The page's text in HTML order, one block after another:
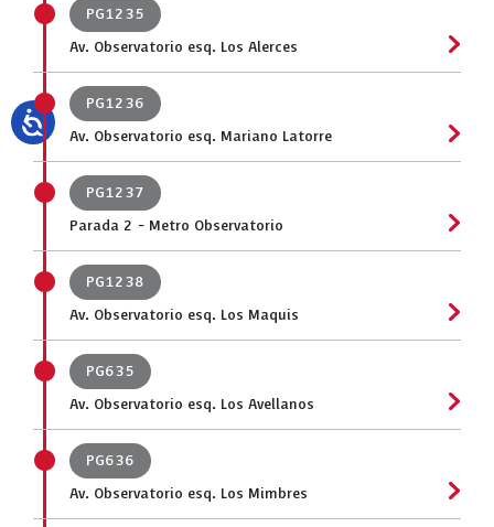
PG1235
Av. Observatorio esq. Los Alerces
PG1236
Av. Observatorio esq. Mariano Latorre
PG1237
Parada 2 - Metro Observatorio
PG1238
Av. Observatorio esq. Los Maquis
PG635
Av. Observatorio esq. Los Avellanos
PG636
Av. Observatorio esq. Los Mimbres